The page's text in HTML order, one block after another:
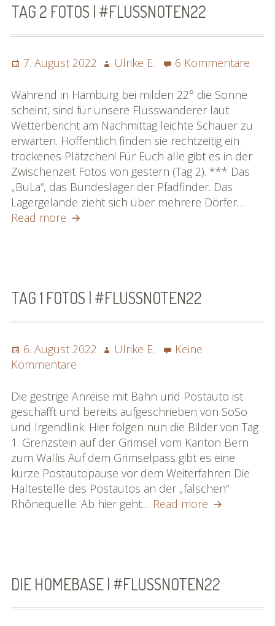
TAG 2 FOTOS | #FLUSSNOTEN22
Posted
7. August 2022 Author
Ulrike E. 6 Kommentarezu
|
Während in Hamburg bei milden 22° die Sonne
scheint, sind für unsere Flusswanderer laut
Wetterbericht am Nachmittag leichte Schauer zu
erwarten. Hoffentlich finden sie rechtzeitig ein
trockenes Plätzchen! Für Euch alle gibt es in der
Zwischenzeit Fotos von gestern (Tag 2). *** Das
„BuLa“, das Bundeslager der Pfadfinder. Das
Lagergelände zieht sich über mehrere Dörfer…
Read more Tag
TAG 1 FOTOS | #FLUSSNOTEN22
Posted
on
6. August 2022 Author
Ulrike E.
Keine
Kommentarezu
1
Fotos
|
#flussnoten22
Die gestrige Anreise mit Bahn und Postauto ist
geschafft und bereits aufgeschrieben von SoSo
und Irgendlink. Hier folgen nun die Bilder von Tag
1. Grenzstein auf der Grimsel vom Kanton Bern
zum Wallis Auf dem Grimselpass gibt es eine
kurze Postautopause vor dem Weiterfahren Die
Haltestelle des Postautos an der „falschen“
Rhônequelle. Ab hier geht… Read more Tag
DIE HOMEBASE | #FLUSSNOTEN22